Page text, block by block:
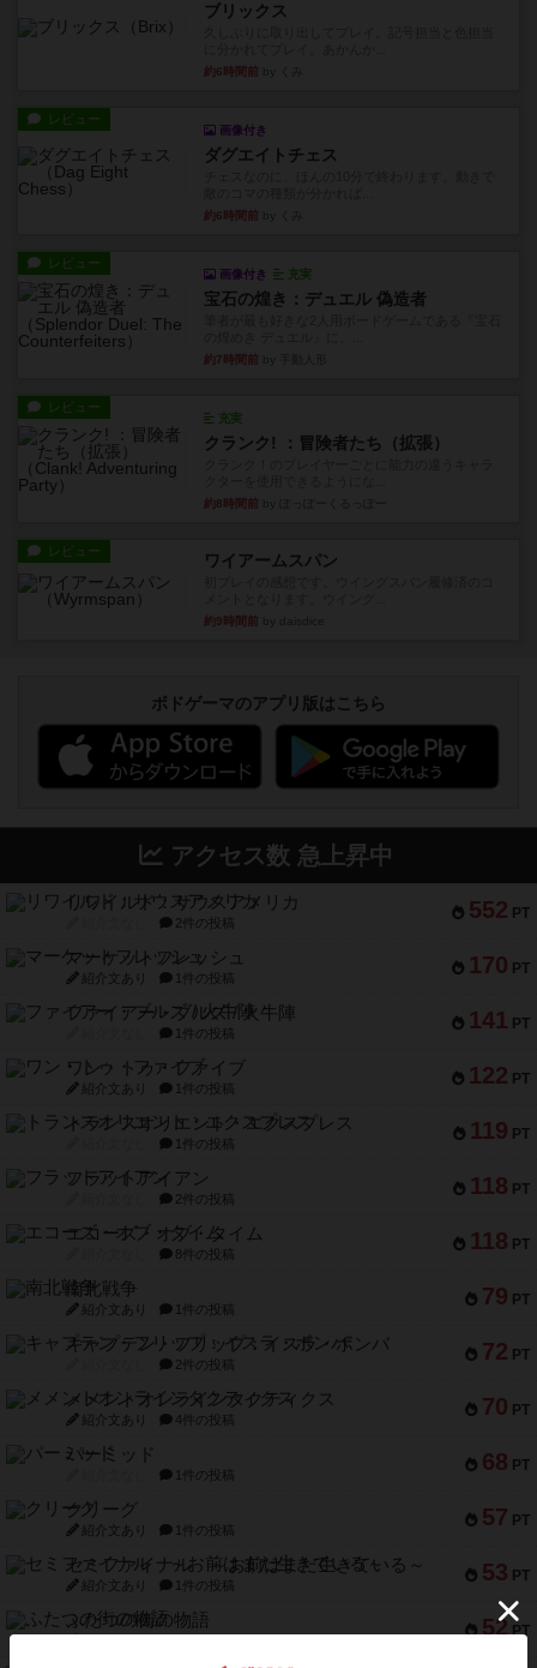
ブリックス
約6時間前
レビュー
画像付き
ダグエイトチェス
約6時間前
レビュー
画像付き 充実
宝石の煌き：デュエル 偽造者
約7時間前
レビュー
充実
クランク! ：冒険者たち（拡張）
約8時間前
レビュー ワイアームスパン
約9時間前
ボドゲーマのアプリ版はこちら
アクセス数 急上昇中
552 PT
リワイルド：サウスアメリカ
2件の投稿
170 PT
マーケットフレッシュ
紹介文あり 1件の投稿
141 PT
ファイアー・ブルズ / 火牛陣
1件の投稿
122 PT
ワン・トゥ・ファイブ
紹介文あり 1件の投稿
119 PT
トランスオリエント・エクスプレス
1件の投稿
118 PT
フラットアイアン
2件の投稿
118 PT
エコーズ・オブ・タイム
8件の投稿
79 PT
南北戦争
紹介文あり 1件の投稿
72 PT
キャプテン・フリップ：イスラ・ボンバ
2件の投稿
70 PT
メメントオンラインタクティクス
紹介文あり 4件の投稿
68 PT
パーミッド
1件の投稿
57 PT
クリーグ
紹介文あり 1件の投稿
53 PT
セミファイナル ～お前はまだ生きている～
紹介文あり 1件の投稿
52 PT
ふたつの街の物語